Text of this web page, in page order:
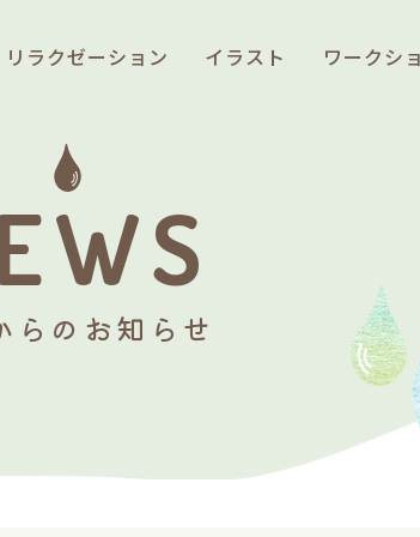
リラクゼーション イラスト ワークシ
らのお知らせ